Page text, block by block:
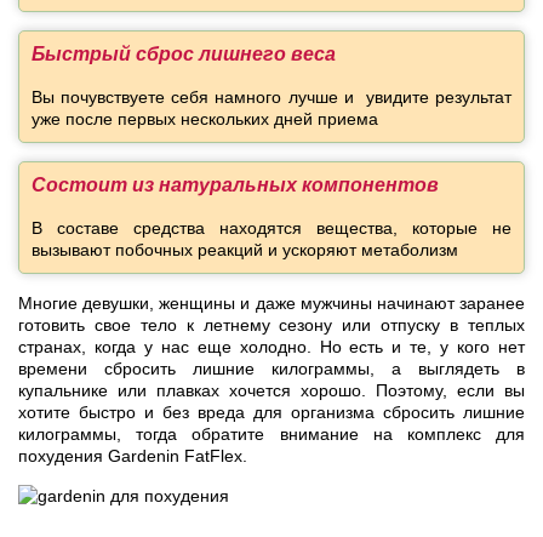
Быстрый сброс лишнего веса
Вы почувствуете себя намного лучше и увидите результат
уже после первых нескольких дней приема
Состоит из натуральных компонентов
В составе средства находятся вещества, которые не
вызывают побочных реакций и ускоряют метаболизм
Многие девушки, женщины и даже мужчины начинают заранее
готовить свое тело к летнему сезону или отпуску в теплых
странах, когда у нас еще холодно. Но есть и те, у кого нет
времени сбросить лишние килограммы, а выглядеть в
купальнике или плавках хочется хорошо. Поэтому, если вы
хотите быстро и без вреда для организма сбросить лишние
килограммы, тогда обратите внимание на комплекс для
похудения Gardenin FatFlex.